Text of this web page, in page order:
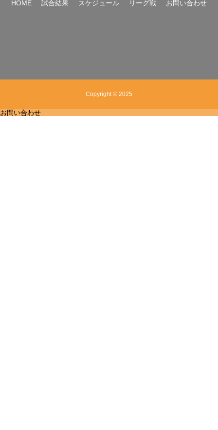
HOME 試合結果 スケジュール リーグ戦 お問い合わせ
Copyright © 2025
お問い合わせ